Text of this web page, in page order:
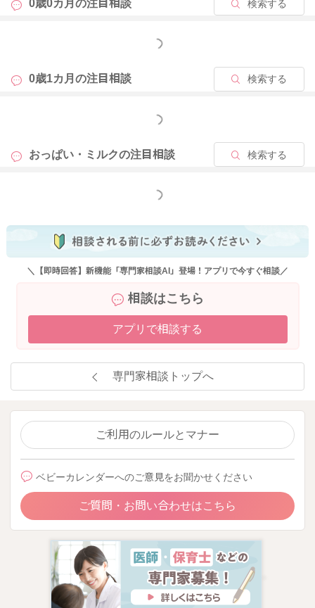
0歳0カ月の注目相談 検索する
もっと見る
0歳1カ月の注目相談 検索する
もっと見る
おっぱい・ミルクの注目相談 検索する
もっと見る
＼【即時回答】新機能「専門家相談AI」登場！アプリで今すぐ相談／
相談はこちら
アプリで相談する
専門家相談トップへ
ご利用のルールとマナー
ベビーカレンダーへのご意見をお聞かせください
ご質問・お問い合わせはこちら